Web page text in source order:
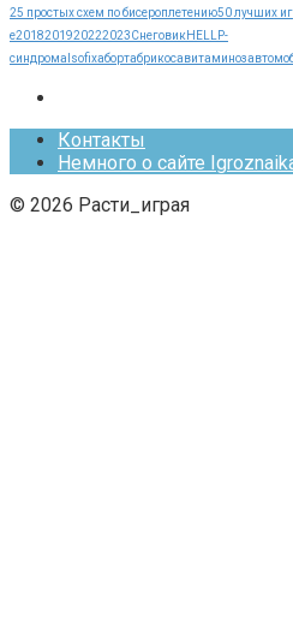
25 простых схем по бисероплетению50 лучших
е2018201920222023CнеговикHELLP-
синдрома Isofixабортабрикосавитаминоз
Контакты
Немного о сайте
© 2026 Расти_играя